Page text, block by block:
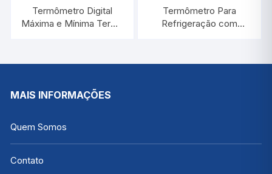
Termômetro Digital
Máxima e Mínima Termo
Termômetro Para
Refrigeração com
| INCOTERM 5131.20
MAIS INFORMAÇÕES
Quem Somos
Contato